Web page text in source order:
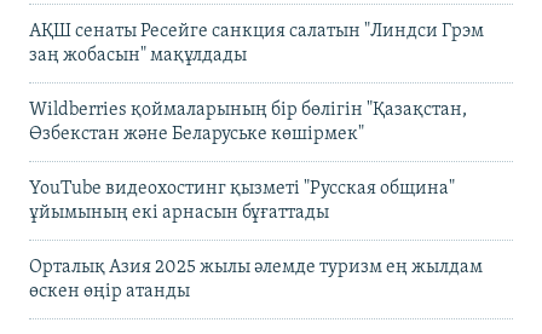
АҚШ сенаты Ресейге санкция салатын "Линдси Грэм
заң жобасын" мақұлдады
Wildberries қоймаларының бір бөлігін "Қазақстан,
Өзбекстан және Беларуське көшірмек"
YouTube видеохостинг қызметі "Русская община"
ұйымының екі арнасын бұғаттады
Орталық Азия 2025 жылы әлемде туризм ең жылдам
өскен өңір атанды